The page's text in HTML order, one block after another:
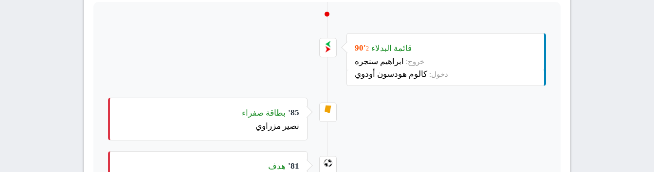
90'2 قائمة البدلاء
خروج: ابراهيم سنجره
دخول: كالوم هودسون أودوي
85' بطاقة صفراء
نصير مزراوي
81' هدف